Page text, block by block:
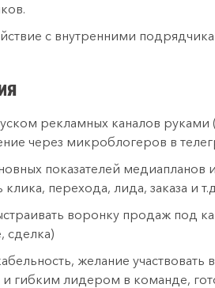
с внутренними
рекламных каналов
через микроблогеров в
показателей
клика, перехода, лида, заказа и
воронку продаж под
сделка)
желание
гибким лидером в команде,